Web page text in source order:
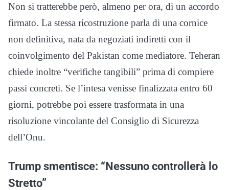
Non si tratterebbe però, almeno per ora, di un accordo
firmato. La stessa ricostruzione parla di una cornice
non definitiva, nata da negoziati indiretti con il
coinvolgimento del Pakistan come mediatore. Teheran
chiede inoltre “verifiche tangibili” prima di compiere
passi concreti. Se l’intesa venisse finalizzata entro 60
giorni, potrebbe poi essere trasformata in una
risoluzione vincolante del Consiglio di Sicurezza
dell’Onu.
Trump smentisce: “Nessuno controllerà lo
Stretto”